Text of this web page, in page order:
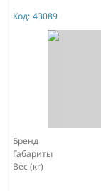
Код: 43089
Бренд
Габариты
Вес (кг)